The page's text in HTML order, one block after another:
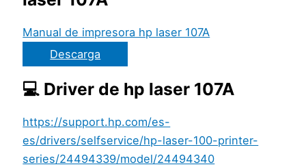
Manual de impresora hp laser 107A
Descarga
💻 Driver de hp laser 107A
https://support.hp.com/es-
es/drivers/selfservice/hp-laser-100-printer-
series/24494339/model/24494340